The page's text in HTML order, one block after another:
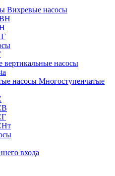
Вихревые насосы
вертикальные насосы
Многоступенчатые
входа